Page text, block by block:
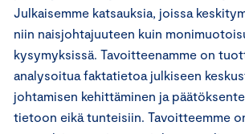
Julkaisemme katsauksia, joissa
niin naisjohtajuuteen kuin
kysymyksissä. Tavoitteenamme on
analysoitua faktatietoa julkiseen
johtamisen kehittäminen ja
tietoon eikä tunteisiin. Tavoitteemme